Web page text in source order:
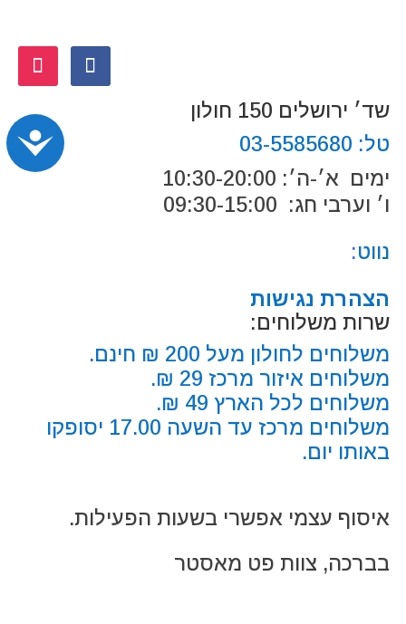
שד׳ ירושלים 150 חולון
טל: 03-5585680
ימים א׳-ה׳: 10:30-20:00
ו׳ וערבי חג: 09:30-15:00
נווט:
הצהרת נגישות
שרות משלוחים:
משלוחים לחולון מעל 200 ₪ חינם.
משלוחים איזור מרכז 29 ₪.
משלוחים לכל הארץ 49 ₪.
משלוחים מרכז עד השעה 17.00 יסופקו
באותו יום.
איסוף עצמי אפשרי בשעות הפעילות.
בברכה, צוות פט מאסטר